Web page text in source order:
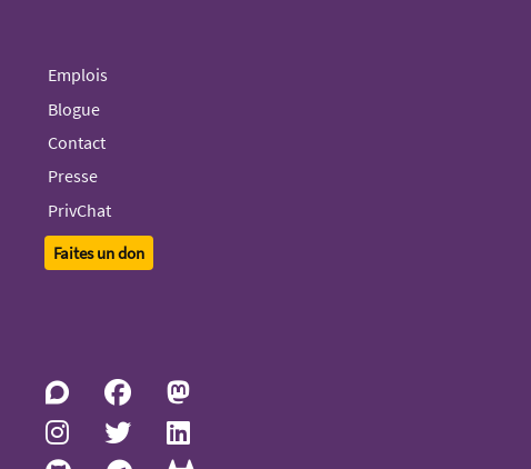
Emplois
Blogue
Contact
Presse
PrivChat
Faites un don